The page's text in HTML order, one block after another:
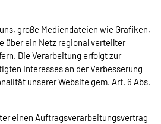
große Mediendateien wie Grafiken,
über ein Netz regional verteilter
Die Verarbeitung erfolgt zur
Interesses an der Verbesserung
unserer Website gem. Art. 6 Abs.
einen Auftragsverarbeitungsvertrag